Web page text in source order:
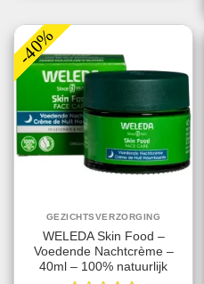
-40%
GEZICHTSVERZORGING
WELEDA Skin Food –
Voedende Nachtcrème –
40ml – 100% natuurlijk